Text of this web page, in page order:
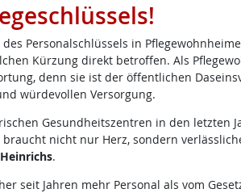
Personalschlüssels in
Kürzung direkt betroffen. Als
denn sie ist der öffentlichen
würdevollen Versorgung.
Gesundheitszentren in den letzten
nicht nur Herz, sondern
.
seit Jahren mehr Personal als vom